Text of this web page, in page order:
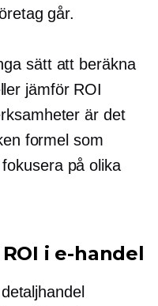
går.
sätt att beräkna
jämför ROI
är det
formel som
på olika
i e-handel